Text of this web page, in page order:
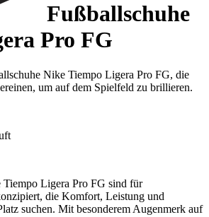
Fußballschuhe
Pro FG
Nike Tiempo Ligera Pro FG, die
um auf dem Spielfeld zu brillieren.
Ligera Pro FG sind für
die Komfort, Leistung und
suchen. Mit besonderem Augenmerk auf